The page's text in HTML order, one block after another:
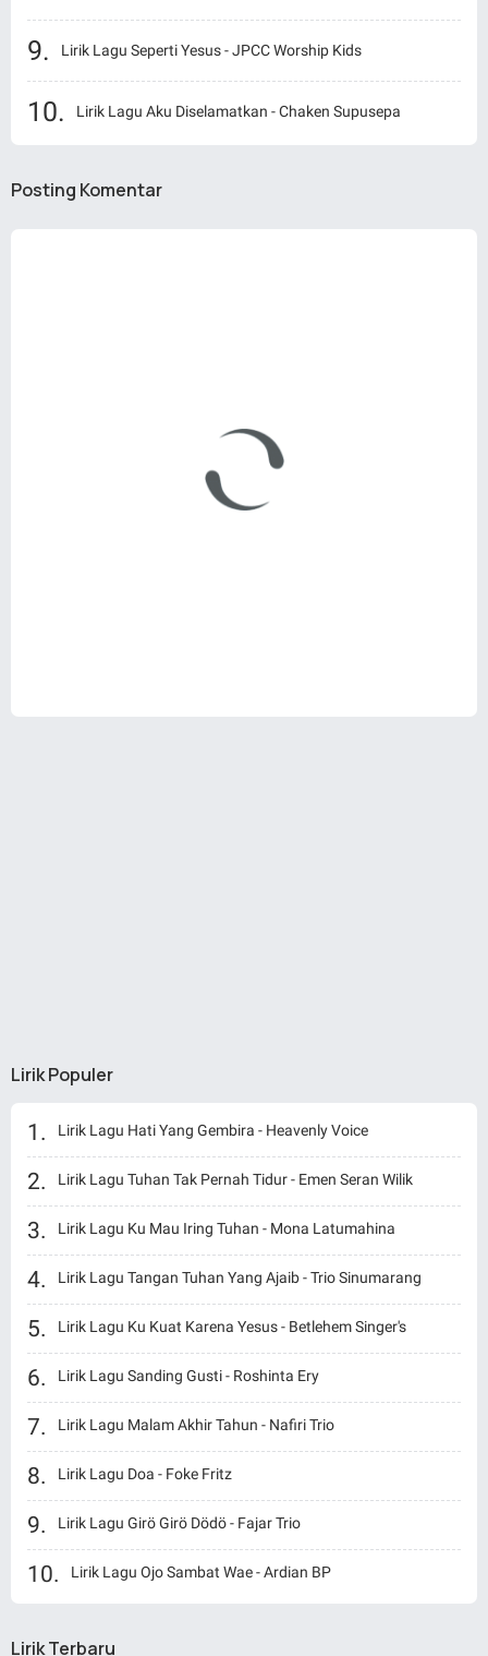
Lirik Lagu Seperti Yesus - JPCC Worship Kids
Lirik Lagu Aku Diselamatkan - Chaken Supusepa
Posting Komentar
Lirik Populer
Lirik Lagu Hati Yang Gembira - Heavenly Voice
Lirik Lagu Tuhan Tak Pernah Tidur - Emen Seran Wilik
Lirik Lagu Ku Mau Iring Tuhan - Mona Latumahina
Lirik Lagu Tangan Tuhan Yang Ajaib - Trio Sinumarang
Lirik Lagu Ku Kuat Karena Yesus - Betlehem Singer's
Lirik Lagu Sanding Gusti - Roshinta Ery
Lirik Lagu Malam Akhir Tahun - Nafiri Trio
Lirik Lagu Doa - Foke Fritz
Lirik Lagu Girö Girö Dödö - Fajar Trio
Lirik Lagu Ojo Sambat Wae - Ardian BP
Lirik Terbaru